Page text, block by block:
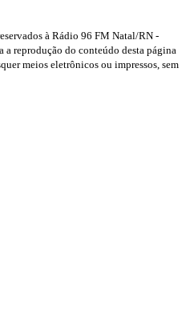
à Rádio 96 FM Natal/RN -
reprodução do conteúdo desta página
meios eletrônicos ou impressos, sem